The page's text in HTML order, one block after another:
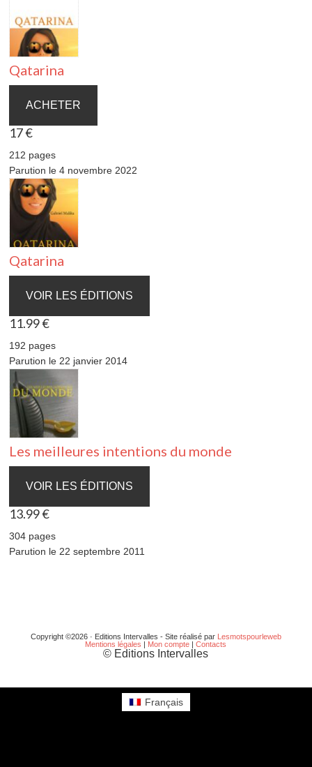
Qatarina
ACHETER
17 €
212 pages
Parution le 4 novembre 2022
Qatarina
VOIR LES ÉDITIONS
11.99 €
192 pages
Parution le 22 janvier 2014
Les meilleures intentions du monde
VOIR LES ÉDITIONS
13.99 €
304 pages
Parution le 22 septembre 2011
Copyright ©2026 · Editions Intervalles - Site réalisé par Lesmotspourleweb
Mentions légales | Mon compte |Contacts
© Editions Intervalles
Français